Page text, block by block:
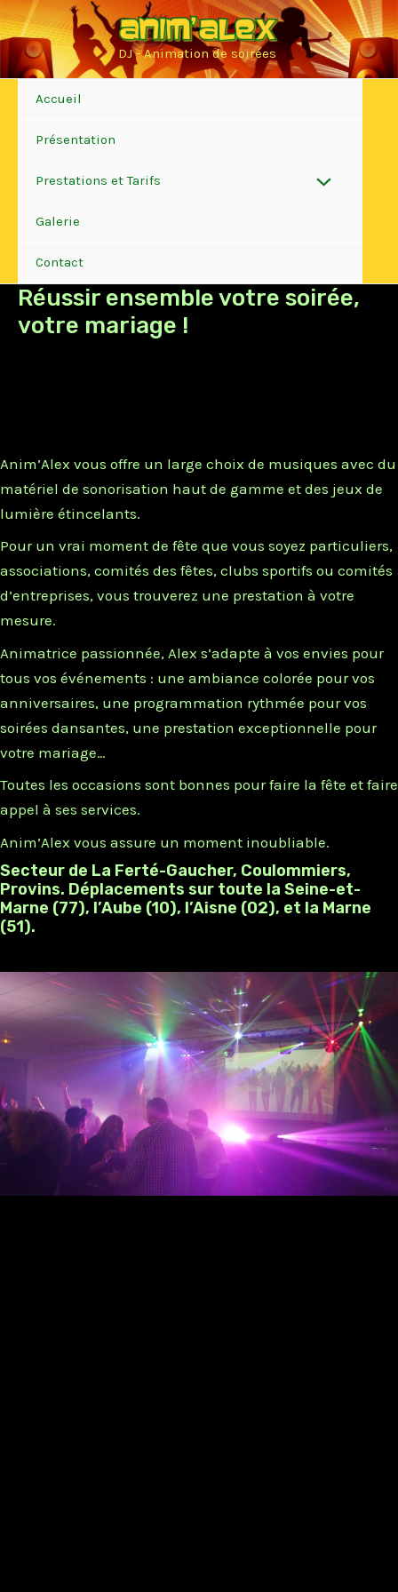
Aller
au
contenu
DJ - Animation de soirées
Accueil
Présentation
Prestations et Tarifs Permutateur
Galerie
Contact
Réussir ensemble votre soirée,
votre mariage !
Anim’Alex vous offre un large choix de musiques avec du
matériel de sonorisation haut de gamme et des jeux de
lumière étincelants.
Pour un vrai moment de fête que vous soyez particuliers,
associations, comités des fêtes, clubs sportifs ou comités
d’entreprises, vous trouverez une prestation à votre
mesure.
Animatrice passionnée, Alex s’adapte à vos envies pour
tous vos événements : une ambiance colorée pour vos
anniversaires, une programmation rythmée pour vos
soirées dansantes, une prestation exceptionnelle pour
votre mariage…
Toutes les occasions sont bonnes pour faire la fête et faire
appel à ses services.
Anim’Alex vous assure un moment inoubliable.
Secteur de La Ferté-Gaucher, Coulommiers,
Provins. Déplacements sur toute la Seine-et-
Marne (77), l’Aube (10), l’Aisne (02), et la Marne
(51).